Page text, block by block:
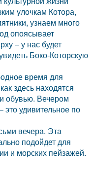
улочкам Котора,
узнаем много
опоясывает
– у нас будет
Боко-Которскую
время для
здесь находятся
обувью. Вечером
это удивительное по
вечера. Эта
подойдет для
и морских пейзажей.